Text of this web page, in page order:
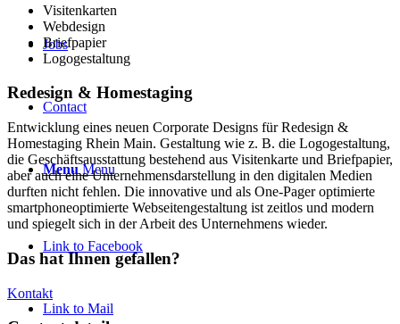
Jobs
Contact
Menu Menu
Link to Facebook
Link to Mail
Visitenkarten
Webdesign
Briefpapier
Logogestaltung
Redesign & Homestaging
Entwicklung eines neuen Corporate Designs für Redesign &
Homestaging Rhein Main. Gestaltung wie z. B. die Logogestaltung,
die Geschäftsausstattung bestehend aus Visitenkarte und Briefpapier,
aber auch eine Unternehmensdarstellung in den digitalen Medien
durften nicht fehlen. Die innovative und als One-Pager optimierte
smartphoneoptimierte Webseitengestaltung ist zeitlos und modern
und spiegelt sich in der Arbeit des Unternehmens wieder.
Das hat Ihnen gefallen?
Kontakt